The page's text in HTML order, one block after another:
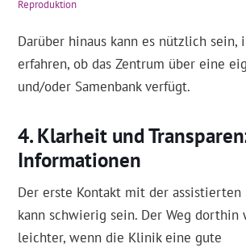
Darüber hinaus kann es nützlich sein,
erfahren, ob das Zentrum über eine
und/oder Samenbank verfügt.
Klarheit und
Informationen
Der erste Kontakt mit der assistierten
kann schwierig sein. Der Weg dorthin
leichter, wenn die Klinik eine gute